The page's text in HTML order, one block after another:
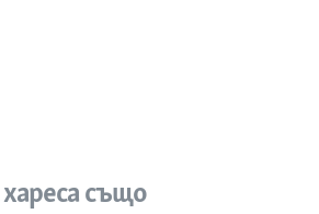
също